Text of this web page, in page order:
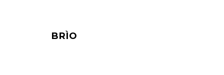
BRÌO